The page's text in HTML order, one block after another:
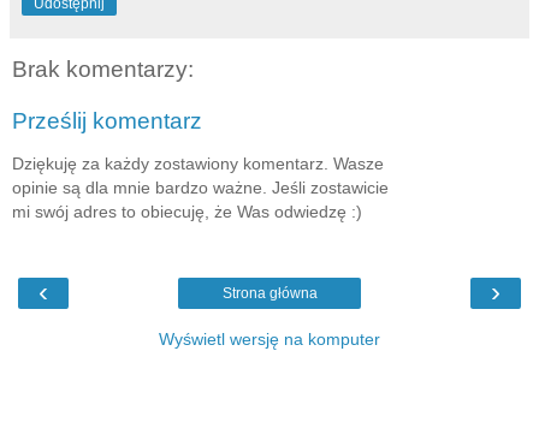
Udostępnij
Brak komentarzy:
Prześlij komentarz
Dziękuję za każdy zostawiony komentarz. Wasze
opinie są dla mnie bardzo ważne. Jeśli zostawicie
mi swój adres to obiecuję, że Was odwiedzę :)
‹ ›
Strona główna
Wyświetl wersję na komputer